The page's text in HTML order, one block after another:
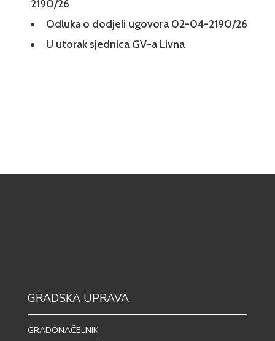
2190/26
Odluka o dodjeli ugovora 02-04-2190/26
U utorak sjednica GV-a Livna
GRADSKA UPRAVA
GRADONAČELNIK